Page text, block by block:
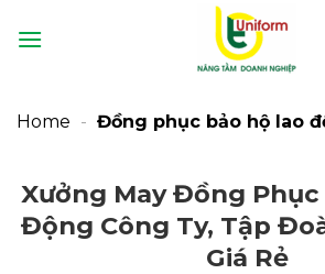
qua
Home - Đồng phục bảo hộ lao
Xưởng May Đồng Phục
Động Công Ty, Tập
Giá Rẻ